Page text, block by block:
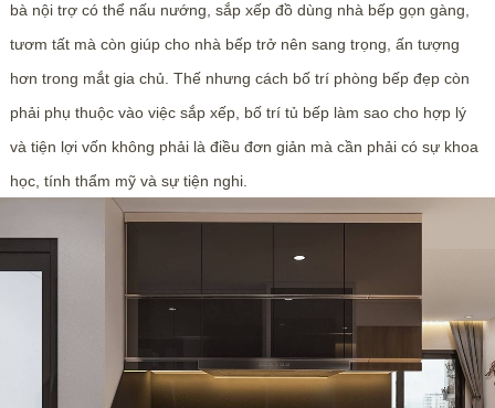
bà nội trợ có thể nấu nướng, sắp xếp đồ dùng nhà bếp gọn gàng,
tươm tất mà còn giúp cho nhà bếp trở nên sang trọng, ấn tượng
hơn trong mắt gia chủ. Thế nhưng cách bố trí phòng bếp đẹp còn
phải phụ thuộc vào việc sắp xếp, bố trí tủ bếp làm sao cho hợp lý
và tiện lợi vốn không phải là điều đơn giản mà cần phải có sự khoa
học, tính thẩm mỹ và sự tiện nghi.